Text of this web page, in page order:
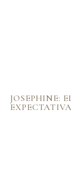
JOSEPHINE: